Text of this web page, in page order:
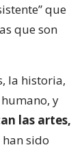
que
que son
la historia,
y
las artes,
sido